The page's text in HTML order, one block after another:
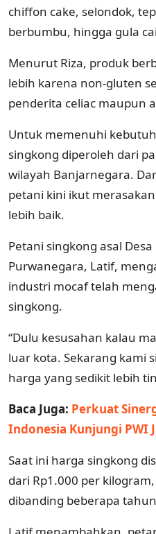
chiffon cake, selondok,
berbumbu, hingga gula
Menurut Riza, produk
lebih karena non-gluten
penderita celiac maupun
Untuk memenuhi
singkong diperoleh dari
wilayah Banjarnegara.
petani kini ikut
lebih baik.
Petani singkong asal
Purwanegara, Latif,
industri mocaf telah
singkong.
“Dulu kesusahan kalau
luar kota. Sekarang kami
harga yang sedikit lebih
Baca Juga: Perkuat
Indonesia Kunjungi PWI
Saat ini harga singkong
dari Rp1.000 per
dibanding beberapa